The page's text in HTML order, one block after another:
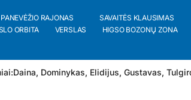
PANEVĖŽIO RAJONAS SAVAITĖS KLAUSIMAS
ORBITA VERSLAS HIGSO BOZONŲ ZONA
Daina, Dominykas, Elidijus, Gustavas,